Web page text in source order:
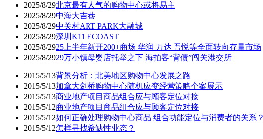
2025/8/29北京最有人气的购物中心或将易主
2025/8/29中海大吉巷
2025/8/29中关村ART PARK大融城
2025/8/29深圳K11 ECOAST
2025/8/2925上半年新开200+商场 华润 万达 吾悦等全面转向存量市场
2025/8/2929万小镇母婴店托举之下 海拍客“背债”闯关港交所
2015/5/13背景分析：北美地区购物中心发展之路
2015/5/13加拿大剑桥购物中心随机应变经营策略个案展示
2015/5/13商业地产项目商品组合应与顾客定位对接
2015/5/12商业地产项目商品组合应与顾客定位对接
2015/5/12如何正确处理购物中心商品 组合功能定位与消费者的关系？
2015/5/12怎样寻找希缺性业态？